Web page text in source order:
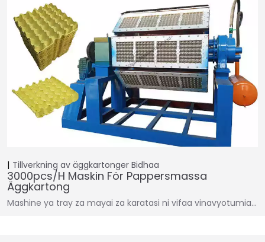
Tillverkning av äggkartonger Bidhaa
3000pcs/h Maskin För Pappersmassa
Äggkartong
Mashine ya tray za mayai za karatasi ni vifaa vinavyotumia…